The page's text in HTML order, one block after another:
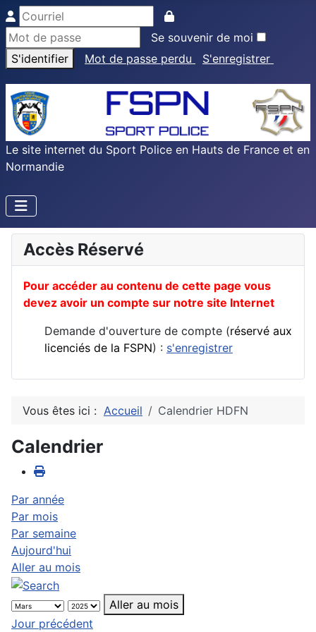
Se souvenir de moi
S'identifier
Mot de passe perdu S'enregistrer
Le site internet du Sport Police en Hauts de France et en
Normandie
Accès Réservé
Pour accéder au contenu de cette page vous
devez avoir un compte sur notre site Internet
Demande d'ouverture de compte (réservé aux
licenciés de la FSPN) : s'enregistrer
Vous êtes ici : Accueil Calendrier HDFN
Calendrier
Par année
Par mois
Par semaine
Aujourd'hui
Aller au mois
Aller au mois
Jour précédent